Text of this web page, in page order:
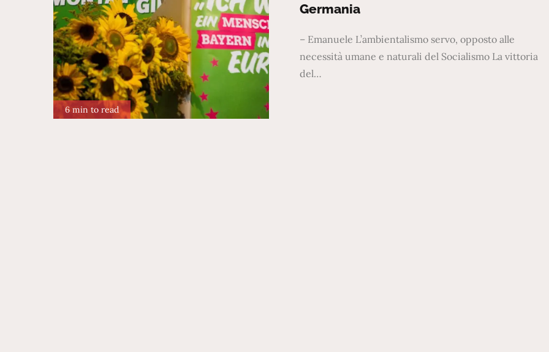
6 min to read
Germania
– Emanuele L’ambientalismo servo, opposto alle
necessità umane e naturali del Socialismo La vittoria
del…